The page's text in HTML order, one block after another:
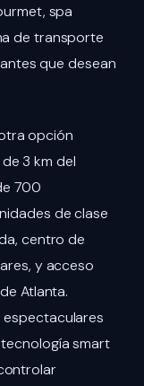
spa
de transporte
que desean
opción
3 km del
700
de clase
centro de
y acceso
Atlanta.
smart